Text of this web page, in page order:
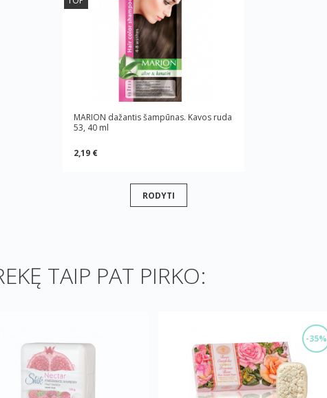
MARION dažantis šampūnas. Kavos ruda
53, 40 ml
2,19 €
RODYTI
TAIP PAT PIRKO:
-35%